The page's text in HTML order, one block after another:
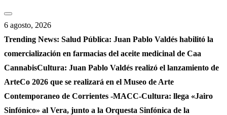
Saltar
al
contenido
6 agosto, 2026
Trending News: Salud Pública: Juan Pablo Valdés habilitó la
comercialización en farmacias del aceite medicinal de Caa
CannabisCultura: Juan Pablo Valdés realizó el lanzamiento de
ArteCo 2026 que se realizará en el Museo de Arte
Contemporaneo de Corrientes -MACC-Cultura: llega «Jairo
Sinfónico» al Vera, junto a la Orquesta Sinfónica de la